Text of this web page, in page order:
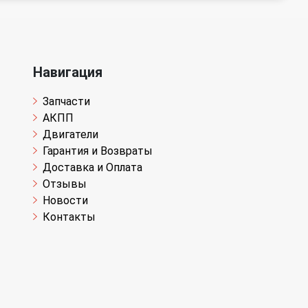
Навигация
Запчасти
АКПП
Двигатели
Гарантия и Возвраты
Доставка и Оплата
Отзывы
Новости
Контакты